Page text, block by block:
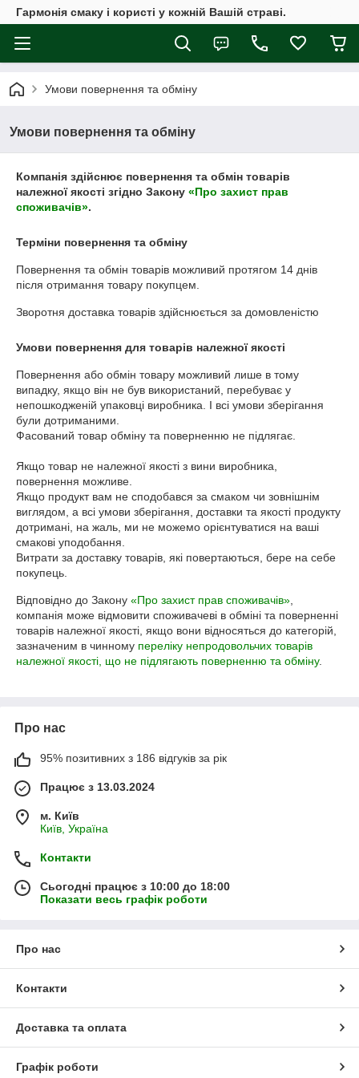
Гармонія смаку і користі у кожній Вашій страві.
Умови повернення та обміну
Умови повернення та обміну
Компанія здійснює повернення та обмін товарів
належної якості згідно Закону «Про захист прав
споживачів».
Терміни повернення та обміну
Повернення та обмін товарів можливий протягом 14 днів
після отримання товару покупцем.
Зворотня доставка товарів здійснюється за домовленістю
Умови повернення для товарів належної якості
Повернення або обмін товару можливий лише в тому
випадку, якщо він не був використаний, перебуває у
непошкодженій упаковці виробника. І всі умови зберігання
були дотриманими.
Фасований товар обміну та поверненню не підлягає.
Якщо товар не належної якості з вини виробника,
повернення можливе.
Якщо продукт вам не сподобався за смаком чи зовнішнім
виглядом, а всі умови зберігання, доставки та якості продукту
дотримані, на жаль, ми не можемо орієнтуватися на ваші
смакові уподобання.
Витрати за доставку товарів, які повертаються, бере на себе
покупець.
Відповідно до Закону «Про захист прав споживачів»
компанія може відмовити споживачеві в обміні та поверненні
товарів належної якості, якщо вони відносяться до категорій,
зазначеним в чинному переліку непродовольчих товарів
належної якості, що не підлягають поверненню та обміну.
Про нас
95% позитивних з 186 відгуків за рік
Працює з 13.03.2024
м. Київ
Київ, Україна
Контакти
Сьогодні працює з 10:00 до 18:00
Показати весь графік роботи
Про нас
Контакти
Доставка та оплата
Графік роботи